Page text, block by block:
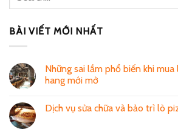
BÀI VIẾT MỚI NHẤT
Những sai lầm phổ biến khi
hang mới mở
Dịch vụ sửa chữa và bảo trì lò